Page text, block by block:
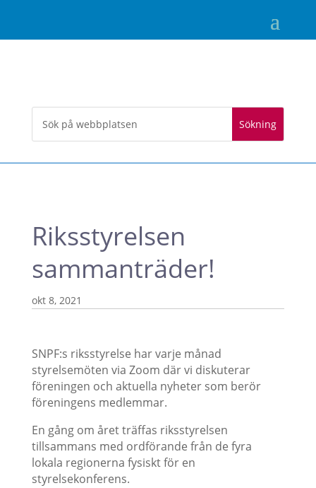
Riksstyrelsen
sammanträder!
okt 8, 2021
SNPF:s riksstyrelse har varje månad
styrelsemöten via Zoom där vi diskuterar
föreningen och aktuella nyheter som berör
föreningens medlemmar.
En gång om året träffas riksstyrelsen
tillsammans med ordförande från de fyra
lokala regionerna fysiskt för en
styrelsekonferens.